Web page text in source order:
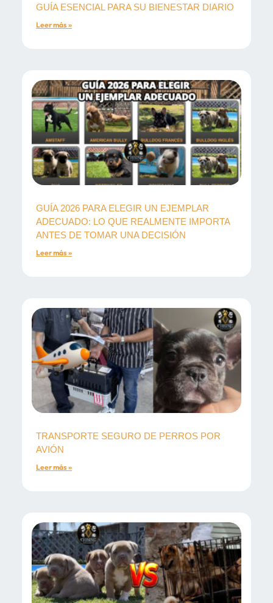
GUÍA ESENCIAL PARA SU BIENESTAR DIARIO
Leer más »
GUÍA 2026 PARA ELEGIR UN EJEMPLAR
ADECUADO: LO QUE REALMENTE IMPORTA
ANTES DE TOMAR UNA DECISIÓN
Leer más »
TRANSPORTE SEGURO DE PERROS POR
AVIÓN
Leer más »